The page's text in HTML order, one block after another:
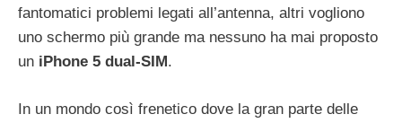
fantomatici problemi legati all’antenna, altri vogliono
uno schermo più grande ma nessuno ha mai proposto
un iPhone 5 dual-SIM .
In un mondo così frenetico dove la gran parte delle